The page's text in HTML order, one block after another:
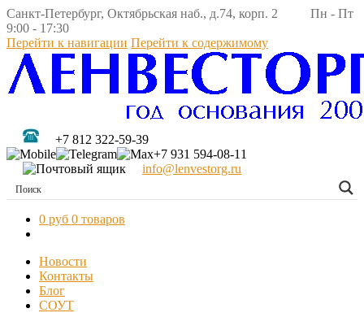
Санкт-Петербург, Октябрьская наб., д.74, корп. 2 Пн - Пт
9:00 - 17:30
Перейти к навигации Перейти к содержимому
+7 812 322-59-39
+7 931 594-08-11
info@lenvestorg.ru
0 руб 0 товаров
Новости
Контакты
Блог
СОУТ